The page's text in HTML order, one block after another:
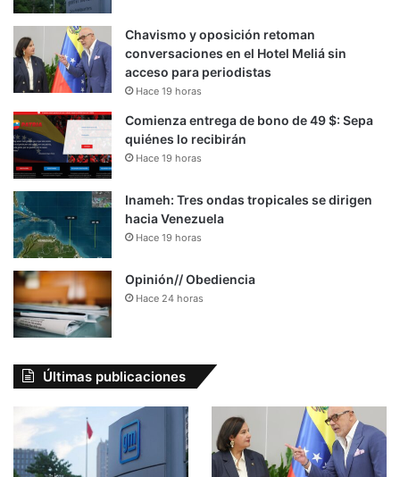
Chavismo y oposición retoman
conversaciones en el Hotel Meliá sin
acceso para periodistas
Hace 19 horas
Comienza entrega de bono de 49 $: Sepa
quiénes lo recibirán
Hace 19 horas
Inameh: Tres ondas tropicales se dirigen
hacia Venezuela
Hace 19 horas
Opinión// Obediencia
Hace 24 horas
Últimas publicaciones